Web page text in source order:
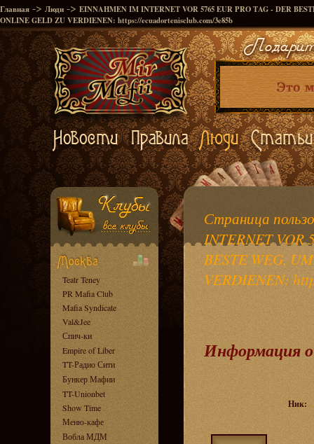
Главная -> Люди -> EINNAHMEN IM INTERNET VOR 5765 EUR PRO TAG - DER
ONLINE GELD ZU VERDIENEN: https://ecuadortenisclub.com/3e85b
Teatr Teney
PR Mafia Club
Mafia Syndicate
Val&Jee
Спич-ки
Empire of Liber
TT-Радио Сити
Бункер Мафии
TT-Unionbet
Show Time
Меню-кафе
Вобла МДМ
Страница
INTERNET VOR
BESTE WEG,
VERDIENEN:
Информация о
Ник: